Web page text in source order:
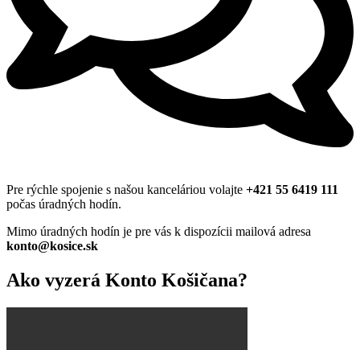
Pre rýchle spojenie s našou kanceláriou volajte +421 55 6419 111
počas úradných hodín.
Mimo úradných hodín je pre vás k dispozícii mailová adresa
konto@kosice.sk
Ako vyzerá Konto Košičana?